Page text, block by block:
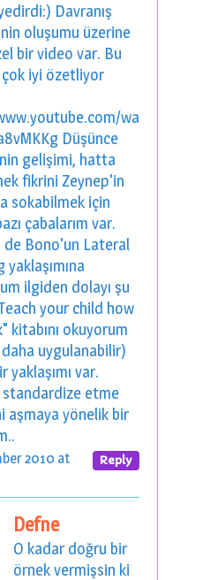
Davranış
oluşumu üzerine
bir video var. Bu
iyi özetliyor
watch?
Düşünce
gelişimi, hatta
fikrini Zeynep'in
sokabilmek için
çabalarım var.
de Bono'un Lateral
yaklaşımına
ilgiden dolayı şu
your child how
kitabını okuyorum
uygulanabilir)
yaklaşımı var.
standardize etme
aşmaya yönelik bir
Reply
2010 at
Defne
O kadar doğru bir
örnek vermişsin ki